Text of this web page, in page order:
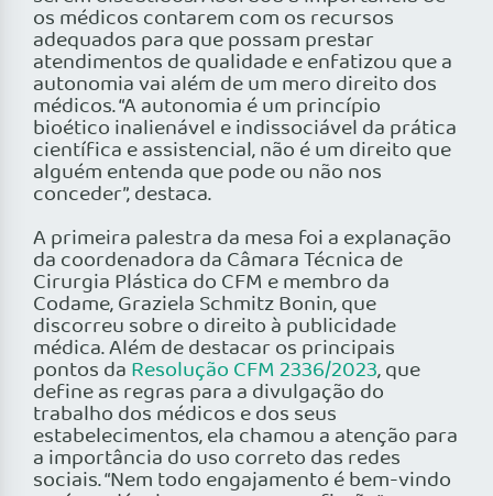
os médicos contarem com os recursos
adequados para que possam prestar
atendimentos de qualidade e enfatizou que a
autonomia vai além de um mero direito dos
médicos. “A autonomia é um princípio
bioético inalienável e indissociável da prática
científica e assistencial, não é um direito que
alguém entenda que pode ou não nos
conceder”, destaca.
A primeira palestra da mesa foi a explanação
da coordenadora da Câmara Técnica de
Cirurgia Plástica do CFM e membro da
Codame, Graziela Schmitz Bonin, que
discorreu sobre o direito à publicidade
médica. Além de destacar os principais
pontos da Resolução CFM 2336/2023, que
define as regras para a divulgação do
trabalho dos médicos e dos seus
estabelecimentos, ela chamou a atenção para
a importância do uso correto das redes
sociais. “Nem todo engajamento é bem-vindo